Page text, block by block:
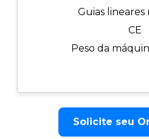
Guias lineares
CE
Peso da
Solicite seu